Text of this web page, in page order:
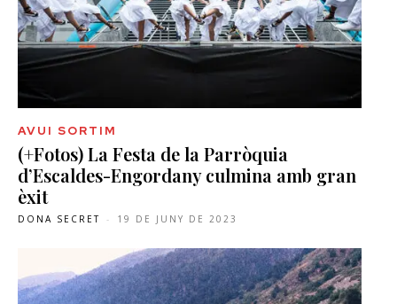
AVUI SORTIM
(+Fotos) La Festa de la Parròquia
d’Escaldes-Engordany culmina amb gran
èxit
DONA SECRET - 19 DE JUNY DE 2023